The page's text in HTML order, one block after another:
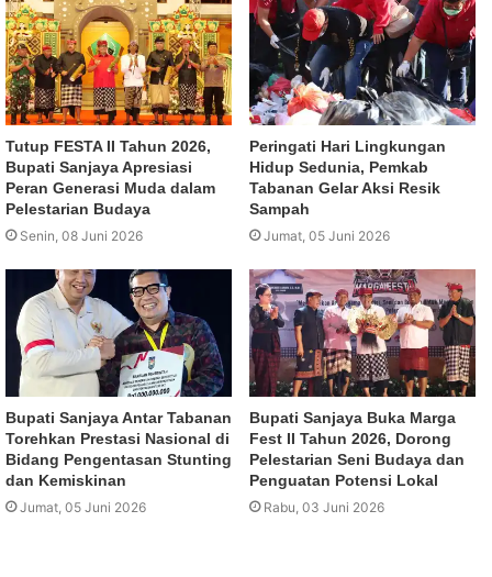
Tutup FESTA II Tahun 2026,
Bupati Sanjaya Apresiasi
Peran Generasi Muda dalam
Pelestarian Budaya
Senin, 08 Juni 2026
Peringati Hari Lingkungan
Hidup Sedunia, Pemkab
Tabanan Gelar Aksi Resik
Sampah
Jumat, 05 Juni 2026
Bupati Sanjaya Antar Tabanan
Torehkan Prestasi Nasional di
Bidang Pengentasan Stunting
dan Kemiskinan
Jumat, 05 Juni 2026
Bupati Sanjaya Buka Marga
Fest II Tahun 2026, Dorong
Pelestarian Seni Budaya dan
Penguatan Potensi Lokal
Rabu, 03 Juni 2026